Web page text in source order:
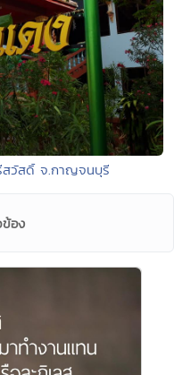
สวัสดิ์ จ.กาญจนบุรี
อง